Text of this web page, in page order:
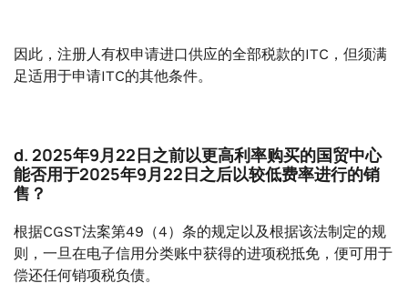
因此，注册人有权申请进口供应的全部税款的ITC，但须满
足适用于申请ITC的其他条件。
d. 2025年9月22日之前以更高利率购买的国贸中心
能否用于2025年9月22日之后以较低费率进行的销
售？
根据CGST法案第49（4）条的规定以及根据该法制定的规
则，一旦在电子信用分类账中获得的进项税抵免，便可用于
偿还任何销项税负债。